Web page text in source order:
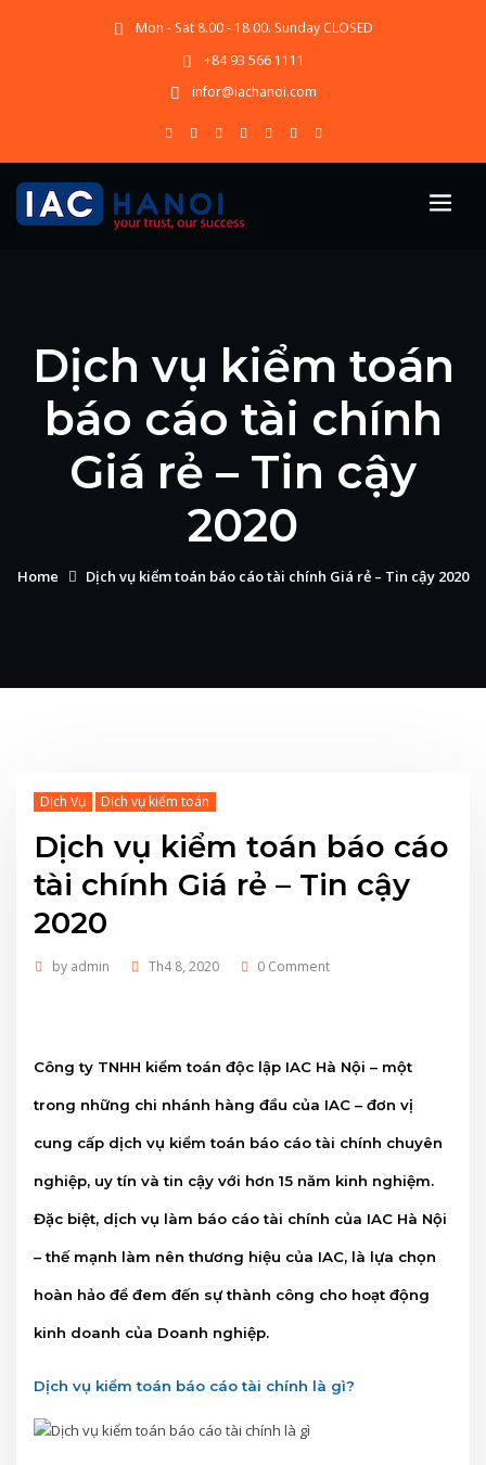
Mon - Sat 8.00 - 18.00. Sunday CLOSED
+84 93 566 1111
infor@iachanoi.com
Dịch vụ kiểm toán
báo cáo tài chính
Giá rẻ – Tin cậy
2020
Home Dịch vụ kiểm toán báo cáo tài chính Giá rẻ – Tin cậy 2020
Dịch Vụ Dịch vụ kiểm toán
Dịch vụ kiểm toán báo cáo
tài chính Giá rẻ – Tin cậy
2020
by admin Th4 8, 2020 0 Comment
Công ty TNHH kiểm toán độc lập IAC Hà Nội – một
trong những chi nhánh hàng đầu của IAC – đơn vị
cung cấp dịch vụ kiểm toán báo cáo tài chính chuyên
nghiệp, uy tín và tin cậy với hơn 15 năm kinh nghiệm.
Đặc biệt, dịch vụ làm báo cáo tài chính của IAC Hà Nội
– thế mạnh làm nên thương hiệu của IAC, là lựa chọn
hoàn hảo để đem đến sự thành công cho hoạt động
kinh doanh của Doanh nghiệp.
Dịch vụ kiểm toán báo cáo tài chính là gì?